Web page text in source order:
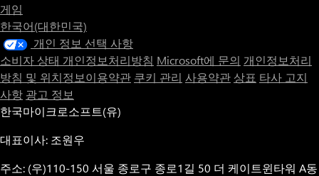
게임
한국어(대한민국)
개인 정보 선택 사항
소비자 상태 개인정보처리방침 Microsoft에 문의 개인정보처리
방침 및 위치정보이용약관 쿠키 관리 사용약관 상표 타사 고지
사항 광고 정보
한국마이크로소프트(유)
대표이사: 조원우
주소: (우)110-150 서울 종로구 종로1길 50 더 케이트윈타워 A동